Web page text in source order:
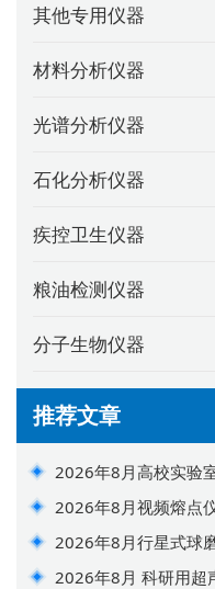
其他专用仪器
材料分析仪器
光谱分析仪器
石化分析仪器
疾控卫生仪器
粮油检测仪器
分子生物仪器
推荐文章
2026年8月高校实验
2026年8月视频熔点
2026年8月行星式球
2026年8月 科研用超